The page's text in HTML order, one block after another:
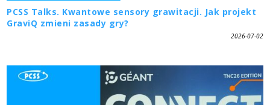
PCSS Talks. Kwantowe sensory grawitacji. Jak projekt
GraviQ zmieni zasady gry?
2026-07-02